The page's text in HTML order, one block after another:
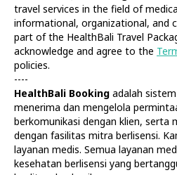
travel services in the field of
informational, organizational, and
part of the HealthBali Travel
acknowledge and agree to the
policies.
----
HealthBali Booking adalah
menerima dan mengelola
berkomunikasi dengan klien, serta
dengan fasilitas mitra berlisensi.
layanan medis. Semua layanan
kesehatan berlisensi yang
Doctors
In Clinic
Home visit
Gynecology
Specialists
Service
About Us
Contacts
Terms
HealthBali | PT Strategic Healthcare Indonesia
Phone: +62-361-200-3291
WhatsApp: +62 822-3664-7340
No 7A, Jl. Gatot Subroto II B, Dangin Puri